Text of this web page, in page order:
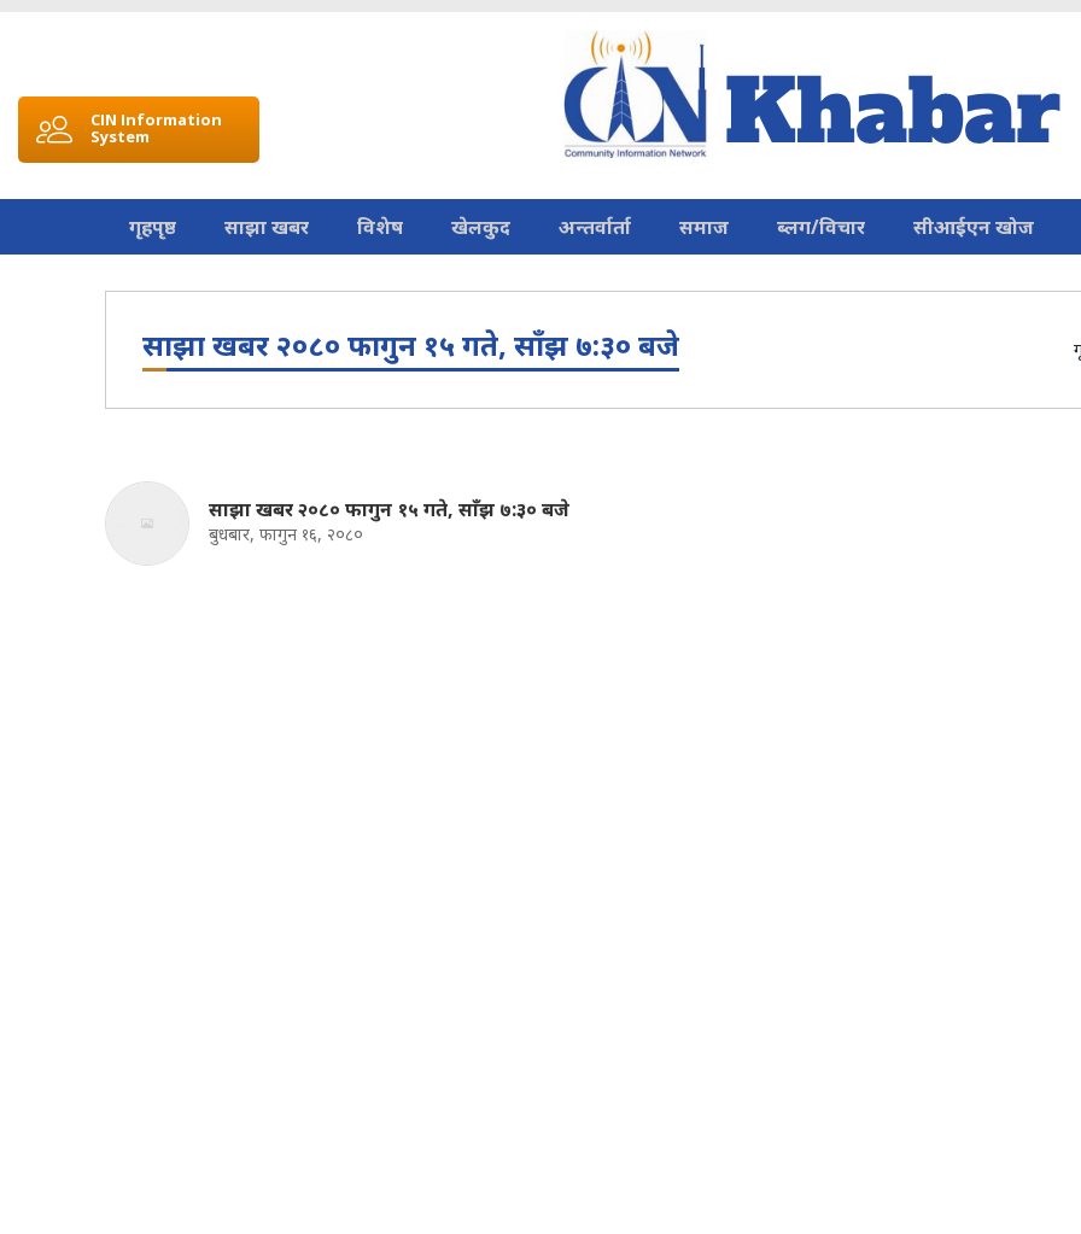
CIN Information
System
गृहपृष्ठ साझा खबर विशेष खेलकुद अन्तर्वार्ता समाज ब्लग/विचार सीआईएन खोज
साझा खबर २०८० फागुन १५ गते, साँझ ७:३० बजे
साझा खबर २०८० फागुन १५ गते, साँझ ७:३० बजे
बुधबार, फागुन १६, २०८०